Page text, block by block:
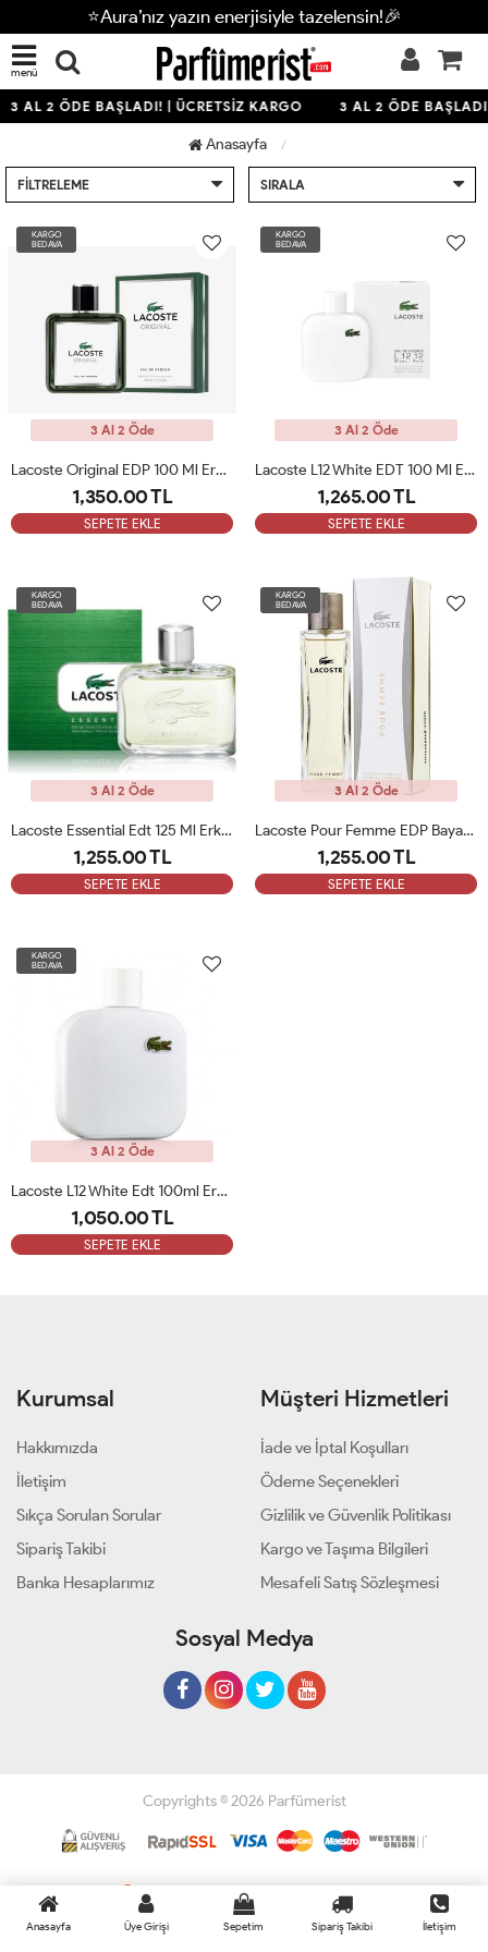
⭐Aura’nız yazın enerjisiyle tazelensin!🎉
menü
3 AL 2 ÖDE BAŞLADI! | ÜCRETSİZ KARGO 3 AL 2 ÖDE
Anasayfa
FILTRELEME SIRALA
KARGO
BEDAVA
3 Al 2 Öde
Lacoste Original EDP 100 Ml Erkek Parfüm ARC
1,350.00 TL
SEPETE EKLE
KARGO
BEDAVA
3 Al 2 Öde
Lacoste L12 White EDT 100 Ml Erkek Parfümü ARC
1,265.00 TL
SEPETE EKLE
KARGO
BEDAVA
3 Al 2 Öde
Lacoste Essential Edt 125 Ml Erkek Parfüm ARC
1,255.00 TL
SEPETE EKLE
KARGO
BEDAVA
3 Al 2 Öde
Lacoste Pour Femme EDP Bayan Parfüm 90ml ARC
1,255.00 TL
SEPETE EKLE
KARGO
BEDAVA
3 Al 2 Öde
Lacoste L12 White Edt 100ml Erkek Tester Parfüm
1,050.00 TL
SEPETE EKLE
Kurumsal
Hakkımızda
İletişim
Sıkça Sorulan Sorular
Sipariş Takibi
Banka Hesaplarımız
Müşteri Hizmetleri
İade ve İptal Koşulları
Ödeme Seçenekleri
Gizlilik ve Güvenlik Politikası
Kargo ve Taşıma Bilgileri
Mesafeli Satış Sözleşmesi
Sosyal Medya
Copyrights © 2026 Parfümerist
Geliştir - powered by innovation
Anasayfa Üye Girişi Sepetim Sipariş Takibi İletişim